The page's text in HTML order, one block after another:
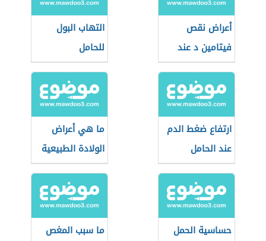
أعراض نقص
فيتامين د عند
الحامل
التهاب البول
للحامل
ارتفاع ضغط الدم
عند الحامل
ما هي أعراض
الولادة الطبيعية
حساسية الحمل
ما سبب المغص